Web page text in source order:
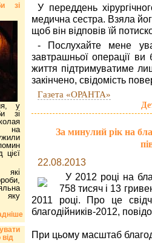
У переддень
медична сестра. Взяла
щоб він відповів їй
- Послухайте мене
завтрашньої операції ви
життя підтримуватиме
закінчено, свідомість
Газета «ОРАНТА»
За минулий рік на
22.08.2013
У 2012 році на
758 тисяч і 13
2011 році. Про це
благодійників-2012,
При цьому масштаб
зі
у
зі
на
цієї
яку